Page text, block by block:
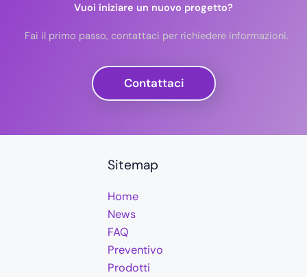
Vuoi iniziare un nuovo progetto?
Fai il primo passo, contattaci per richiedere informazioni.
Contattaci
Sitemap
Home
News
FAQ
Preventivo
Prodotti